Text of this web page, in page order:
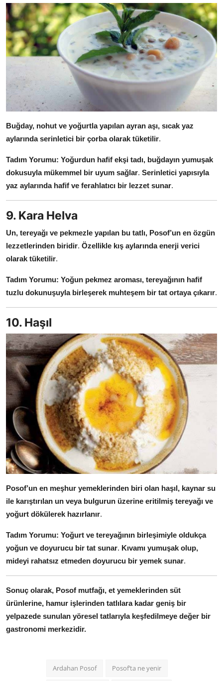
Buğday, nohut ve yoğurtla yapılan ayran aşı, sıcak yaz
aylarında serinletici bir çorba olarak tüketilir.
Tadım Yorumu: Yoğurdun hafif ekşi tadı, buğdayın yumuşak
dokusuyla mükemmel bir uyum sağlar. Serinletici yapısıyla
yaz aylarında hafif ve ferahlatıcı bir lezzet sunar.
9. Kara Helva
Un, tereyağı ve pekmezle yapılan bu tatlı, Posof’un en özgün
lezzetlerinden biridir. Özellikle kış aylarında enerji verici
olarak tüketilir.
Tadım Yorumu: Yoğun pekmez aroması, tereyağının hafif
tuzlu dokunuşuyla birleşerek muhteşem bir tat ortaya çıkarır.
10. Haşıl
Posof’un en meşhur yemeklerinden biri olan haşıl, kaynar su
ile karıştırılan un veya bulgurun üzerine eritilmiş tereyağı ve
yoğurt dökülerek hazırlanır.
Tadım Yorumu: Yoğurt ve tereyağının birleşimiyle oldukça
yoğun ve doyurucu bir tat sunar. Kıvamı yumuşak olup,
mideyi rahatsız etmeden doyurucu bir yemek sunar.
Sonuç olarak, Posof mutfağı, et yemeklerinden süt
ürünlerine, hamur işlerinden tatlılara kadar geniş bir
yelpazede sunulan yöresel tatlarıyla keşfedilmeye değer bir
gastronomi merkezidir.
Ardahan Posof Posof’ta ne yenir